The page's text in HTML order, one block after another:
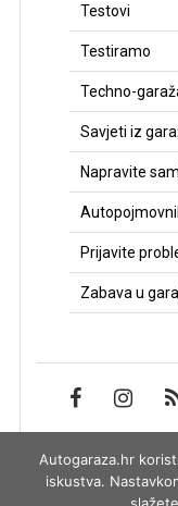
Testovi
Testiramo
Techno-
Savjeti iz
Napravite
Prijavite
Zabava u
Impressum
Autogaraza.hr
iskustva.